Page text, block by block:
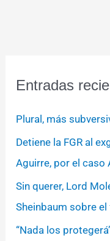
Entradas
Plural, más
Detiene la FGR al
Aguirre, por el caso
Sin querer, Lord
Sheinbaum sobre
“Nada los